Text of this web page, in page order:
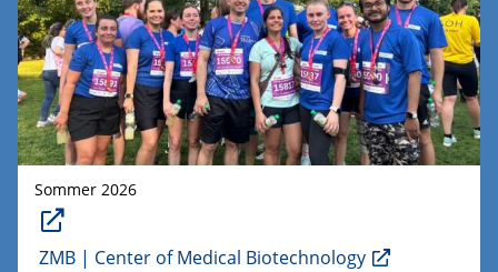
Sommer 2026
ZMB | Center of Medical Biotechnology